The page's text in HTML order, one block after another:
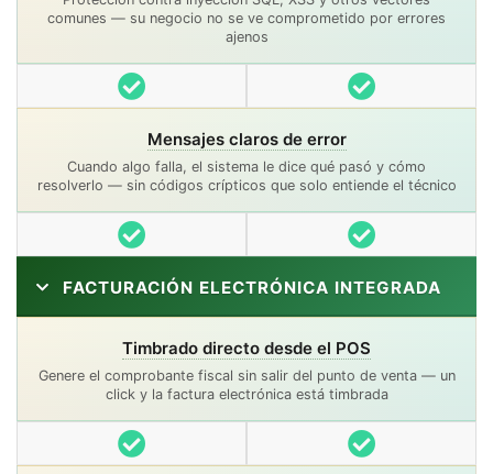
comunes — su negocio no se ve comprometido por errores
ajenos
Incluido Incluido
Mensajes claros de error
Cuando algo falla, el sistema le dice qué pasó y cómo
resolverlo — sin códigos crípticos que solo entiende el técnico
Incluido Incluido
FACTURACIÓN ELECTRÓNICA INTEGRADA
Timbrado directo desde el POS
Genere el comprobante fiscal sin salir del punto de venta — un
click y la factura electrónica está timbrada
Incluido Incluido